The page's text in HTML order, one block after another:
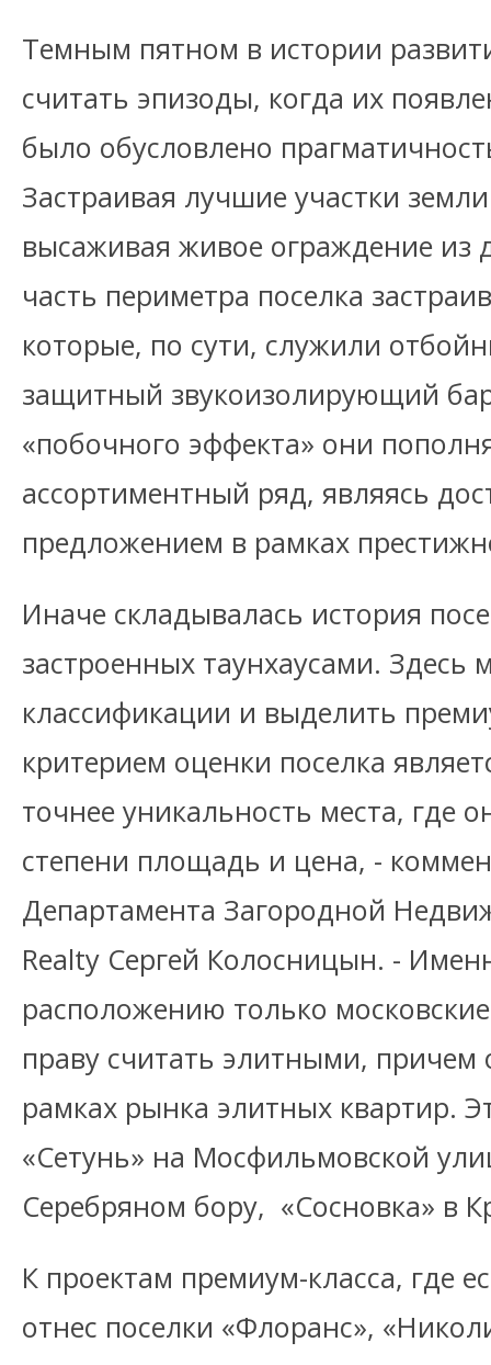
Темным пятном в истории
считать эпизоды, когда их
было обусловлено
Застраивая лучшие участки
высаживая живое ограждение из
часть периметра поселка
которые, по сути, служили
защитный звукоизолирующий
«побочного эффекта» они
ассортиментный ряд, являясь
предложением в рамках
Иначе складывалась история
застроенных таунхаусами. Здесь
классификации и выделить
критерием оценки поселка
точнее уникальность места, где
степени площадь и цена, -
Департамента Загородной
Realty Сергей Колосницын. -
расположению только
праву считать элитными, причем
рамках рынка элитных квартир.
«Сетунь» на Мосфильмовской
Серебряном бору, «Сосновка» в
К проектам премиум-класса, где
отнес поселки «Флоранс»,